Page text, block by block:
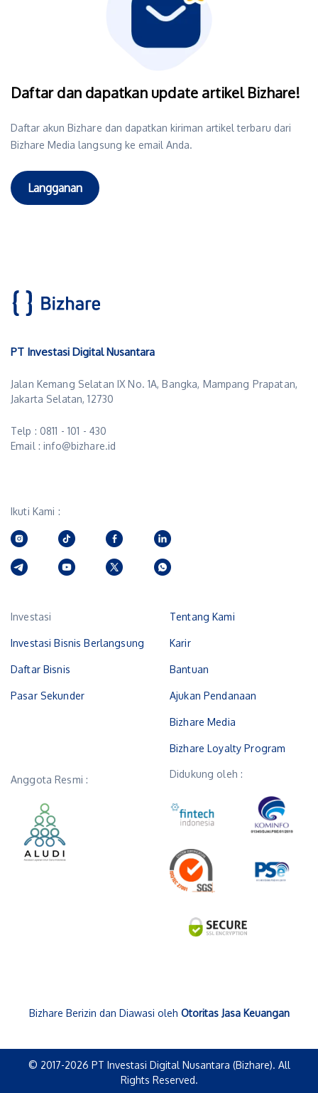
Daftar dan dapatkan update artikel Bizhare!
Daftar akun Bizhare dan dapatkan kiriman artikel terbaru dari
Bizhare Media langsung ke email Anda.
Langganan
PT Investasi Digital Nusantara
Jalan Kemang Selatan IX No. 1A, Bangka, Mampang Prapatan,
Jakarta Selatan, 12730
Telp : 0811 - 101 - 430
Email : info@bizhare.id
Ikuti Kami :
Investasi
Investasi Bisnis Berlangsung
Daftar Bisnis
Pasar Sekunder
Tentang Kami
Karir
Bantuan
Ajukan Pendanaan
Bizhare Media
Bizhare Loyalty Program
Anggota Resmi : Didukung oleh :
Bizhare Berizin dan Diawasi oleh Otoritas Jasa Keuangan
© 2017-2026 PT Investasi Digital Nusantara (Bizhare). All
Rights Reserved.